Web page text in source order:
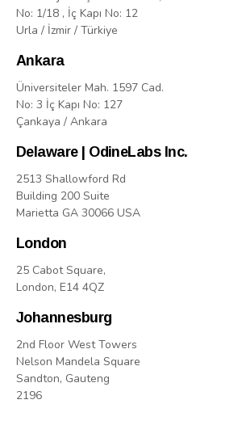
No: 1/18 , İç Kapı No: 12
Urla / İzmir / Türkiye
Ankara
Üniversiteler Mah. 1597 Cad.
No: 3 İç Kapı No: 127
Çankaya / Ankara
Delaware | OdineLabs Inc.
2513 Shallowford Rd
Building 200 Suite
Marietta GA 30066 USA
London
25 Cabot Square,
London, E14 4QZ
Johannesburg
2nd Floor West Towers
Nelson Mandela Square
Sandton, Gauteng
2196